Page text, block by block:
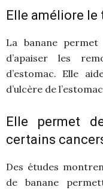
Elle améliore le
La banane
d’apaiser les
d’estomac. Elle
d’ulcère de
Elle permet
certains
Des études
de banane